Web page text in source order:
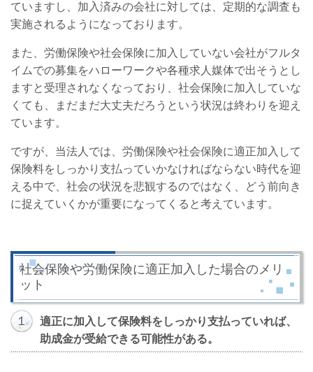
ていますし、加入済みの会社に対しては、定期的な調査も
実施されるようになっております。
また、労働保険や社会保険に加入していない会社がフルタ
イムでの募集をハローワークや各種求人媒体で出そうとし
ますと受理されなくなっており、社会保険に加入していな
くても、まだまだ大丈夫だろうという状況は終わりを迎え
ています。
ですが、当法人では、労働保険や社会保険に適正加入して
保険料をしっかり支払っていかなければならない時代を迎
える中で、社会の状況を悲観するのではなく、どう前向き
に捉えていくかが重要になってくると考えています。
社会保険や労働保険に適正加入した場合のメリ
ット
１
適正に加入して保険料をしっかり支払っていれば、
助成金が受給できる可能性がある。